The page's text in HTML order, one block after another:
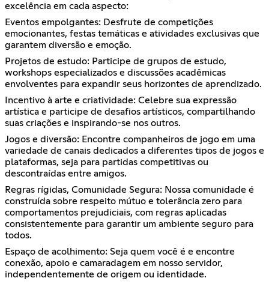
excelência em cada aspecto:
Eventos empolgantes: Desfrute de competições
emocionantes, festas temáticas e atividades exclusivas que
garantem diversão e emoção.
Projetos de estudo: Participe de grupos de estudo,
workshops especializados e discussões acadêmicas
envolventes para expandir seus horizontes de aprendizado.
Incentivo à arte e criatividade: Celebre sua expressão
artística e participe de desafios artísticos, compartilhando
suas criações e inspirando-se nos outros.
Jogos e diversão: Encontre companheiros de jogo em uma
variedade de canais dedicados a diferentes tipos de jogos e
plataformas, seja para partidas competitivas ou
descontraídas entre amigos.
Regras rígidas, Comunidade Segura: Nossa comunidade é
construída sobre respeito mútuo e tolerância zero para
comportamentos prejudiciais, com regras aplicadas
consistentemente para garantir um ambiente seguro para
todos.
Espaço de acolhimento: Seja quem você é e encontre
conexão, apoio e camaradagem em nosso servidor,
independentemente de origem ou identidade.